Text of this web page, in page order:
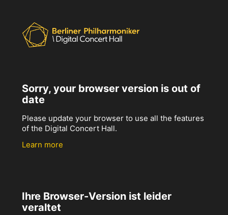
Sorry, your browser version is out of
date
Please update your browser to use all the features
of the Digital Concert Hall.
Learn more
Ihre Browser-Version ist leider
veraltet